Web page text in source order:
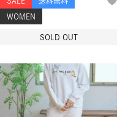
WOMEN
SOLD OUT